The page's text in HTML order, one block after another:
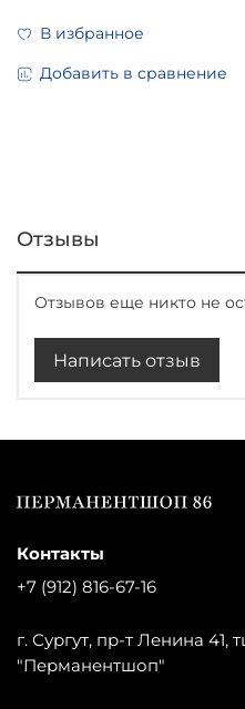
В избранное
Добавить в сравнение
Отзывы
Отзывов еще никто не
Написать отзыв
Контакты
+7 (912) 816-67-16
г. Сургут, пр-т Ленина 41,
"Перманентшоп"